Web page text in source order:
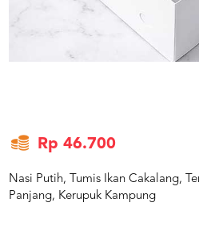
CENTER
Rp 46.700
Nasi Putih, Tumis Ikan Cakalang,
Panjang, Kerupuk Kampung